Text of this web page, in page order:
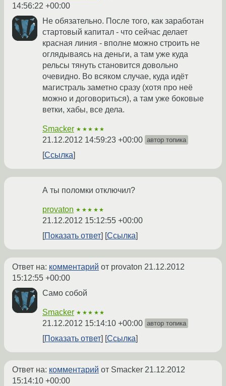
14:56:22 +00:00
Не обязательно. После того, как заработан
стартовый капитал - что сейчас делает
красная линия - вполне можно строить не
оглядываясь на деньги, а там уже куда
рельсы тянуть становится довольно
очевидно. Во всяком случае, куда идёт
магистраль заметно сразу (хотя про неё
можно и договориться), а там уже боковые
ветки, хабы, все дела.
Smacker ★★★★★
21.12.2012 14:59:23 +00:00 автор топика
Ссылка
А ты поломки отключил?
provaton ★★★★★
21.12.2012 15:12:55 +00:00
Показать ответ
Ссылка
Ответ на: комментарий от provaton 21.12.2012
15:12:55 +00:00
Само собой
Smacker ★★★★★
21.12.2012 15:14:10 +00:00 автор топика
Показать ответ Ссылка
Ответ на: комментарий от Smacker 21.12.2012
15:14:10 +00:00